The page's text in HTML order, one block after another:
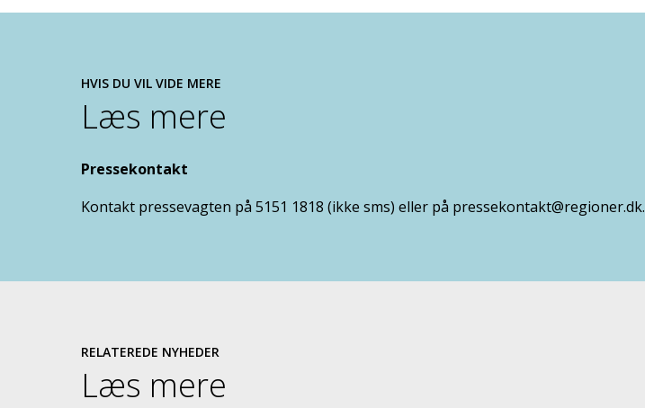
HVIS DU VIL VIDE MERE
Læs mere
Pressekontakt
Kontakt pressevagten på 5151 1818 (ikke sms) eller på pressekontakt@regioner.dk.
RELATEREDE NYHEDER
Læs mere